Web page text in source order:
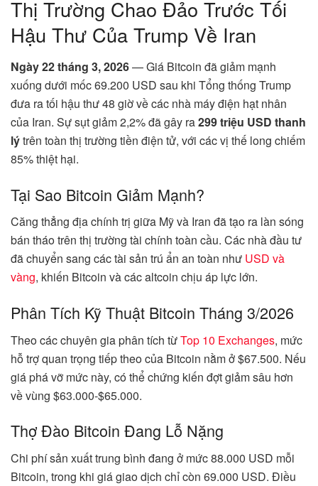
Thị Trường Chao Đảo Trước Tối
Hậu Thư Của Trump Về Iran
Ngày 22 tháng 3, 2026— Giá Bitcoin đã giảm mạnh
xuống dưới mốc 69.200 USD sau khi Tổng thống Trump
đưa ra tối hậu thư 48 giờ về các nhà máy điện hạt nhân
của Iran. Sự sụt giảm 2,2% đã gây ra299 triệu USD thanh
lýtrên toàn thị trường tiền điện tử, với các vị thế long chiếm
85% thiệt hại.
Tại Sao Bitcoin Giảm Mạnh?
Căng thẳng địa chính trị giữa Mỹ và Iran đã tạo ra làn sóng
bán tháo trên thị trường tài chính toàn cầu. Các nhà đầu tư
đã chuyển sang các tài sản trú ẩn an toàn như USD và
vàng, khiến Bitcoin và các altcoin chịu áp lực lớn.
Phân Tích Kỹ Thuật Bitcoin Tháng 3/2026
Theo các chuyên gia phân tích từTop 10 Exchanges, mức
hỗ trợ quan trọng tiếp theo của Bitcoin nằm ở $67.500. Nếu
giá phá vỡ mức này, có thể chứng kiến đợt giảm sâu hơn
về vùng $63.000-$65.000.
Thợ Đào Bitcoin Đang Lỗ Nặng
Chi phí sản xuất trung bình đang ở mức 88.000 USD mỗi
Bitcoin, trong khi giá giao dịch chỉ còn 69.000 USD. Điều